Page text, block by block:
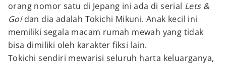
orang nomor satu di Jepang ini ada di serial Lets &
Go!dan dia adalah Tokichi Mikuni. Anak kecil ini
memiliki segala macam rumah mewah yang tidak
bisa dimiliki oleh karakter fiksi lain.
Tokichi sendiri mewarisi seluruh harta keluarganya,